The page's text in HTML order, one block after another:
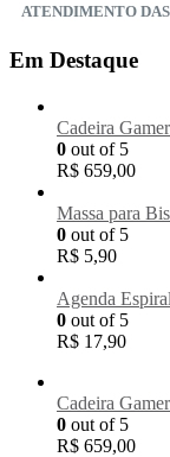
ATENDIMENTO
Em Destaque
Cadeira
0 out of 5
R$ 659,00
Massa para
0 out of 5
R$ 5,90
Agenda
0 out of 5
R$ 17,90
Cadeira
0 out of 5
R$ 659,00